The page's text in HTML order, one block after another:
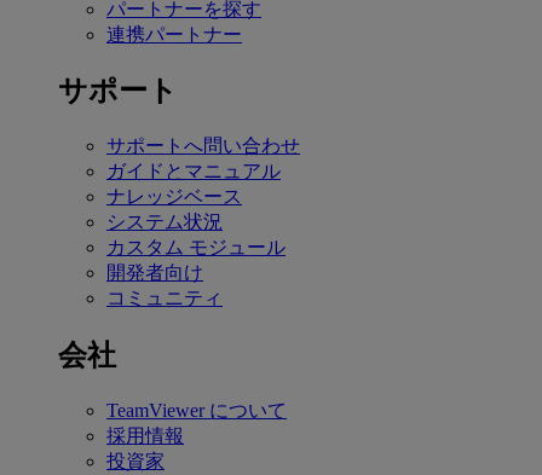
パートナーを探す
連携パートナー
サポート
サポートへ問い合わせ
ガイドとマニュアル
ナレッジベース
システム状況
カスタム モジュール
開発者向け
コミュニティ
会社
TeamViewer について
採用情報
投資家